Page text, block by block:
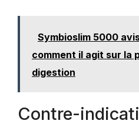
Symbioslim 5000
comment il agit sur la
digestion
Contre-